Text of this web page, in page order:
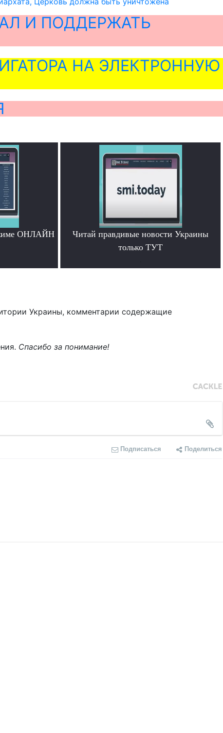
И ПОДДЕРЖАТЬ
НА ЭЛЕКТРОННУЮ
ОНЛАЙН
Читай правдивые новости Украины
только ТУТ
Украины, комментарии содержащие
Спасибо за понимание!
Подписаться Поделиться